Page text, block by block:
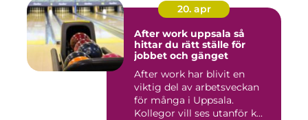
20. apr
After work uppsala så
hittar du rätt ställe för
jobbet och gänget
After work har blivit en
viktig del av arbetsveckan
för många i Uppsala.
Kollegor vill ses utanför k...